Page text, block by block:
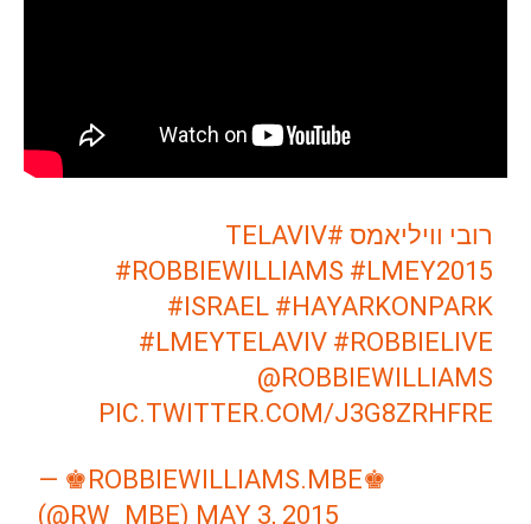
רובי וויליאמס #TELAVIV
#ROBBIEWILLIAMS #LMEY2015
#ISRAEL #HAYARKONPARK
#LMEYTELAVIV #ROBBIELIVE
@ROBBIEWILLIAMS
PIC.TWITTER.COM/J3G8ZRHFRE
— ♚ROBBIEWILLIAMS.MBE♚
(@RW_MBE) MAY 3, 2015